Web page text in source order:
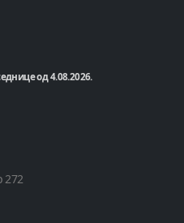
од 4.08.2026.
272